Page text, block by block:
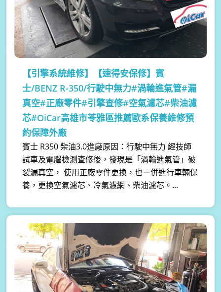
【引擎系統維修】
【速得安保修】賓
士/BENZ R-350/行駛中無力#渦輪進氣管#漏
真空#正廠零件#引擎查修#空氣濾芯#柴油濾
芯#OiCar高雄市苓雅區推薦歐系保養維修預
約保障外廠
賓士 R350 柴油3.0進廠原因：行駛中無力 經技師
試車及電腦檢測查修後，發現是「渦輪進氣管」破
裂漏真空， 使用正廠零件更換，也ㄧ併進行車輛保
養，更換空氣濾芯、冷氣濾網、柴油濾芯。...